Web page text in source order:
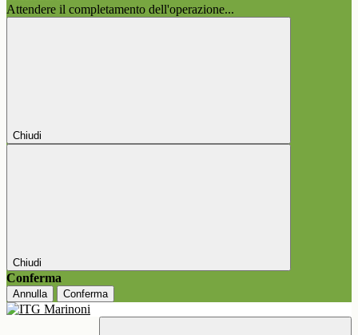
Attendere il completamento dell'operazione...
Chiudi
Chiudi
Conferma
Annulla Conferma